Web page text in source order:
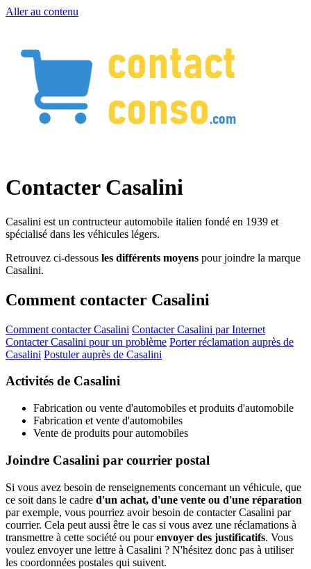
Aller au contenu
Contacter Casalini
Casalini est un contructeur automobile italien fondé en 1939 et
spécialisé dans les véhicules légers.
Retrouvez ci-dessous les différents moyens pour joindre la marque
Casalini.
Comment contacter Casalini
Comment contacter Casalini Contacter Casalini par Internet
Contacter Casalini pour un problème Porter réclamation auprès de
Casalini Postuler auprès de Casalini
Activités de Casalini
Fabrication ou vente d'automobiles et produits d'automobile
Fabrication et vente d'automobiles
Vente de produits pour automobiles
Joindre Casalini par courrier postal
Si vous avez besoin de renseignements concernant un véhicule, que
ce soit dans le cadre d'un achat, d'une vente ou d'une réparation
par exemple, vous pourriez avoir besoin de contacter Casalini par
courrier. Cela peut aussi être le cas si vous avez une réclamations à
transmettre à cette société ou pourenvoyer des justificatifs. Vous
voulez envoyer une lettre à Casalini ? N'hésitez donc pas à utiliser
les coordonnées postales qui suivent.